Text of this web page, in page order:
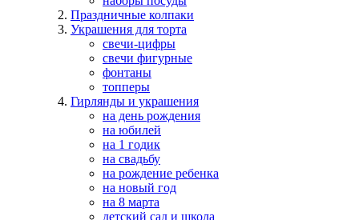
Праздничные колпаки
Украшения для торта
свечи-цифры
свечи фигурные
фонтаны
топперы
Гирлянды и украшения
на день рождения
на юбилей
на 1 годик
на свадьбу
на рождение ребенка
на новый год
на 8 марта
детский сад и школа